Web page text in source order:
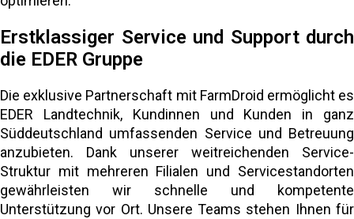
Erstklassiger Service und Support durch
die EDER Gruppe
Die exklusive Partnerschaft mit FarmDroid ermöglicht es
EDER Landtechnik, Kundinnen und Kunden in ganz
Süddeutschland umfassenden Service und Betreuung
anzubieten. Dank unserer weitreichenden Service-
Struktur mit mehreren Filialen und Servicestandorten
gewährleisten wir schnelle und kompetente
Unterstützung vor Ort. Unsere Teams stehen Ihnen für